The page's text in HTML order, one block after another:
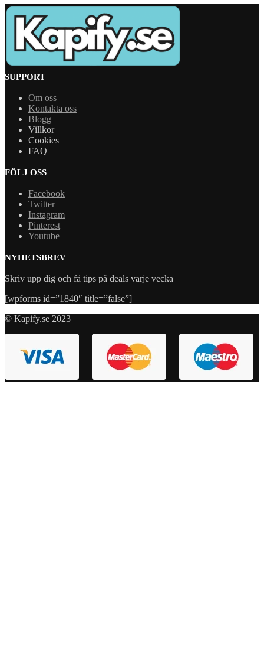
SUPPORT
Om oss
Kontakta oss
Blogg
Villkor
Cookies
FAQ
FÖLJ OSS
Facebook
Twitter
Instagram
Pinterest
Youtube
NYHETSBREV
Skriv upp dig och få tips på deals varje vecka
[wpforms id=”1840″ title=”false”]
© Kapify.se 2023